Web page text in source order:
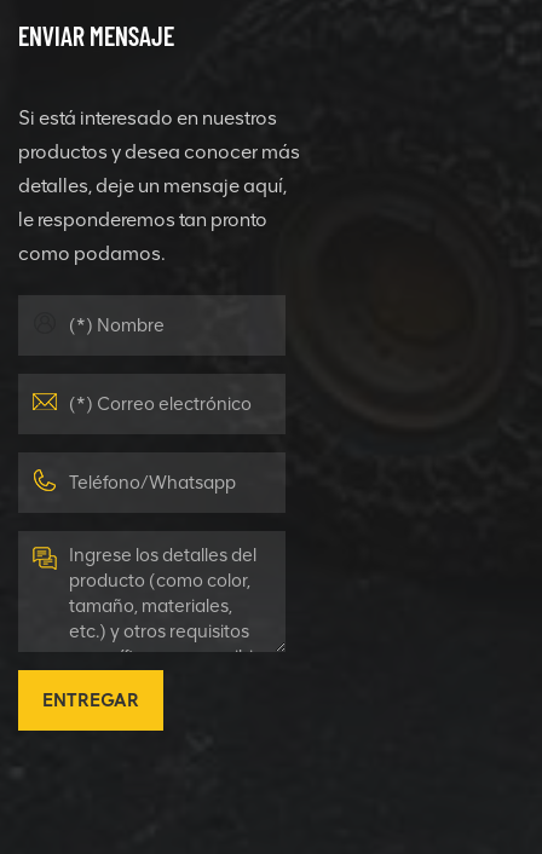
ENVIAR MENSAJE
Si está interesado en nuestros
productos y desea conocer más
detalles, deje un mensaje aquí,
le responderemos tan pronto
como podamos.
ENTREGAR